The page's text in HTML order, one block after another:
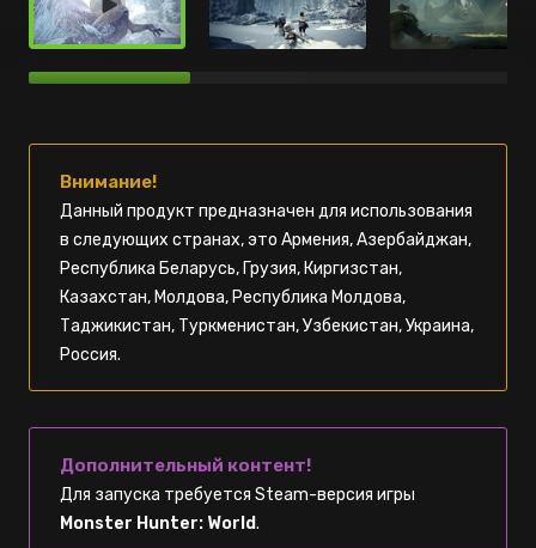
Внимание!
Данный продукт предназначен для использования
в следующих странах, это Армения, Азербайджан,
Республика Беларусь, Грузия, Киргизстан,
Казахстан, Молдова, Республика Молдова,
Таджикистан, Туркменистан, Узбекистан, Украина,
Россия.
Дополнительный контент!
Для запуска требуется Steam-версия игры
Monster Hunter: World.